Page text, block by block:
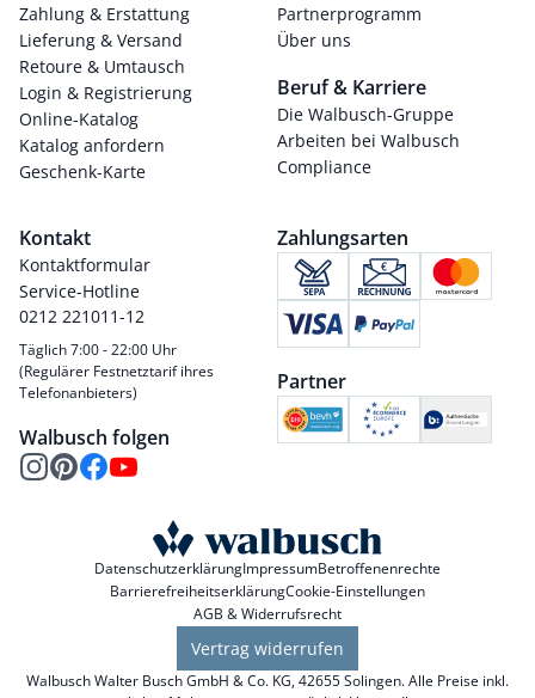
Zahlung & Erstattung
Lieferung & Versand
Retoure & Umtausch
Login & Registrierung
Online-Katalog
Katalog anfordern
Geschenk-Karte
Partnerprogramm
Über uns
Beruf & Karriere
Die Walbusch-Gruppe
Arbeiten bei Walbusch
Compliance
Kontakt
Kontaktformular
Service-Hotline
0212 221011-12
Täglich 7:00 - 22:00 Uhr
(Regulärer Festnetztarif ihres
Telefonanbieters)
Walbusch folgen
Zahlungsarten
Partner
DatenschutzerklärungImpressumBetroffenenrechte
BarrierefreiheitserklärungCookie-Einstellungen
AGB & Widerrufsrecht
Vertrag widerrufen
Walbusch Walter Busch GmbH & Co. KG, 42655 Solingen. Alle Preise inkl.